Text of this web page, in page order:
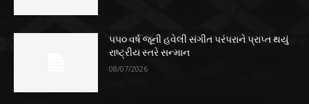
૫૫૦ વર્ષ જૂની હવેલી સંગીત પરંપરાને પ્રાપ્ત થયું
રાષ્ટ્રીય સ્તરે સન્માન
08/07/2026